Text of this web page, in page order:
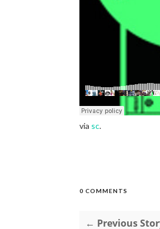
via sc.
0 COMMENTS
← Previous